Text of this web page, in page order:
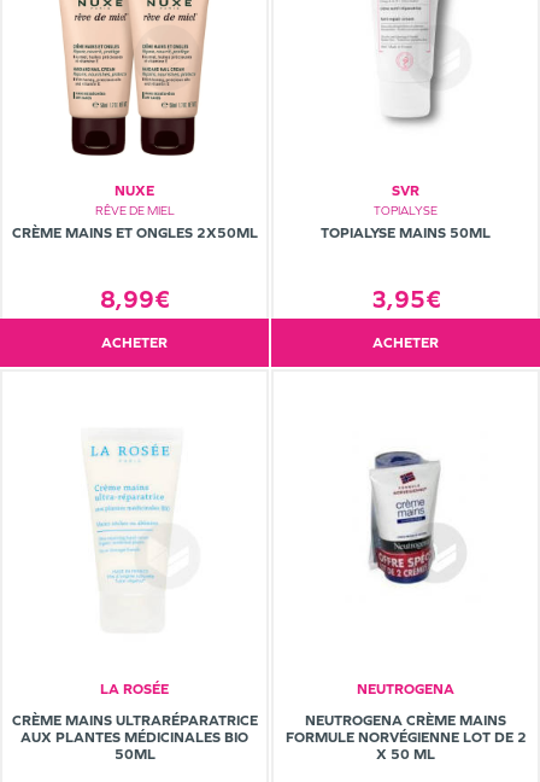
NUXE
RÊVE DE MIEL
CRÈME MAINS ET ONGLES 2X50ML
8,99€
ACHETER
SVR
TOPIALYSE
TOPIALYSE MAINS 50ML
3,95€
ACHETER
LA ROSÉE
CRÈME MAINS ULTRARÉPARATRICE
AUX PLANTES MÉDICINALES BIO
50ML
NEUTROGENA
NEUTROGENA CRÈME MAINS
FORMULE NORVÉGIENNE LOT DE 2
X 50 ML